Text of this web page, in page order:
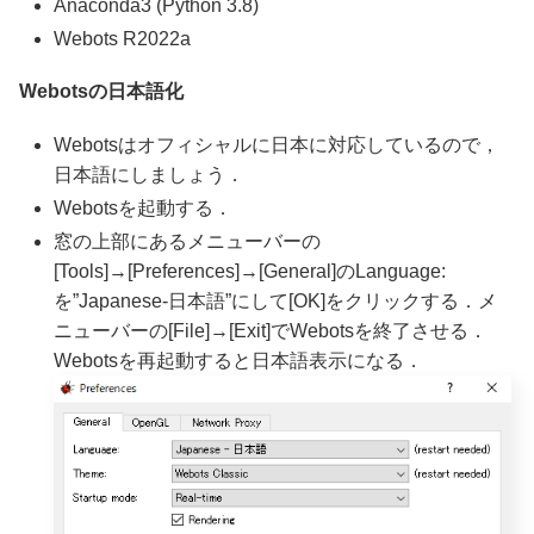
Anaconda3 (Python 3.8)
Webots R2022a
Webotsの日本語化
Webotsはオフィシャルに日本に対応しているので，
日本語にしましょう．
Webotsを起動する．
窓の上部にあるメニューバーの
[Tools]→[Preferences]→[General]のLanguage:
を”Japanese-日本語”にして[OK]をクリックする．メ
ニューバーの[File]→[Exit]でWebotsを終了させる．
Webotsを再起動すると日本語表示になる．